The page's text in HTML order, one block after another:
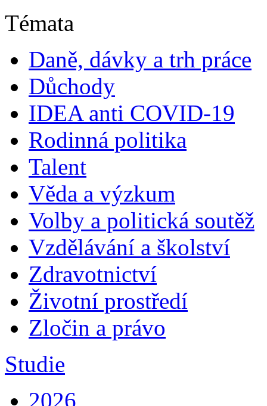
Témata
Daně, dávky a trh práce
Důchody
IDEA anti COVID-19
Rodinná politika
Talent
Věda a výzkum
Volby a politická soutěž
Vzdělávání a školství
Zdravotnictví
Životní prostředí
Zločin a právo
Studie
2026